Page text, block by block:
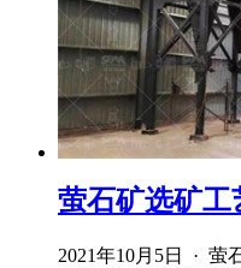
萤石矿选矿工
2021年10月5日 · 萤